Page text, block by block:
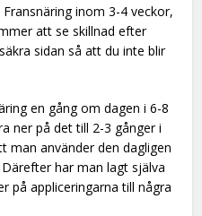
inom 3-4 veckor,
att se skillnad efter
sidan så att du inte blir
en gång om dagen i 6-8
ner på det till 2-3 gånger i
man använder den dagligen
har man lagt själva
på appliceringarna till några